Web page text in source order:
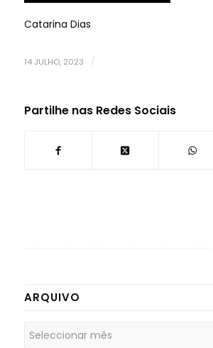
Catarina Dias
14 JULHO, 2023 /
Partilhe nas Redes Sociais
ARQUIVO